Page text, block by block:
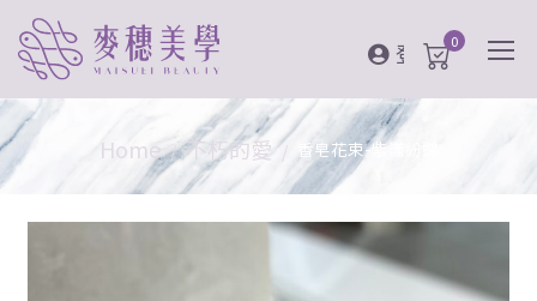
登入 0
Home 不朽的愛 香皂花束-紫漾紛蝶